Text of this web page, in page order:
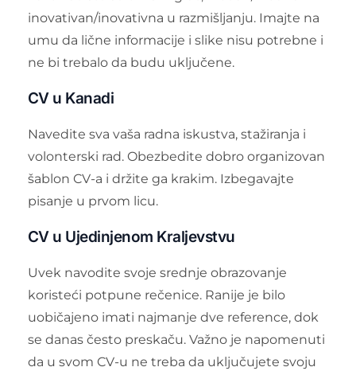
inovativan/inovativna u razmišljanju. Imajte na
umu da lične informacije i slike nisu potrebne i
ne bi trebalo da budu uključene.
CV u Kanadi
Navedite sva vaša radna iskustva, stažiranja i
volonterski rad. Obezbedite dobro organizovan
šablon CV-a i držite ga krakim. Izbegavajte
pisanje u prvom licu.
CV u Ujedinjenom Kraljevstvu
Uvek navodite svoje srednje obrazovanje
koristeći potpune rečenice. Ranije je bilo
uobičajeno imati najmanje dve reference, dok
se danas često preskaču. Važno je napomenuti
da u svom CV-u ne treba da uključujete svoju